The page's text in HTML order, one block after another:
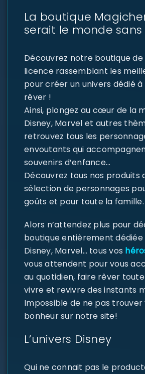
La boutique
serait le monde
Découvrez notre boutique de
licence rassemblant les
pour créer un univers dédié
rêver !
Ainsi, plongez au cœur de la
Disney, Marvel et autres
retrouvez tous les
envoutants qui
souvenirs d’enfance…
Découvrez tous nos produits
sélection de personnages
goûts et pour toute la famille.
Alors n’attendez plus pour
boutique entièrement dédiée
Disney, Marvel… tous vos
vous attendent pour vous
au quotidien, faire rêver
vivre et revivre des instants
Impossible de ne pas
bonheur sur notre site!
L’univers Disney
Qui ne connait pas le